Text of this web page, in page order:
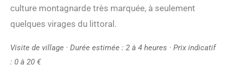
culture montagnarde très marquée, à seulement
quelques virages du littoral.
Visite de village · Durée estimée : 2 à 4 heures · Prix indicatif
: 0 à 20 €